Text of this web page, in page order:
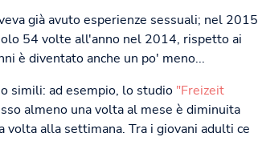
già avuto esperienze sessuali; nel 2015
54 volte all'anno nel 2014, rispetto ai
è diventato anche un po' meno...
simili: ad esempio, lo studio "Freizeit
almeno una volta al mese è diminuita
alla settimana. Tra i giovani adulti ce